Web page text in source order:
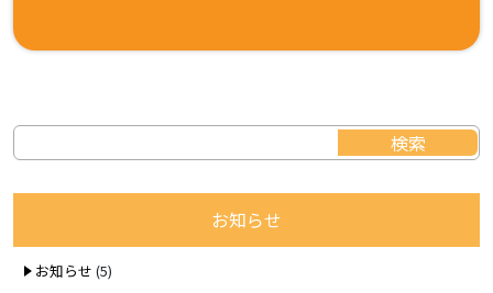
お知らせ
お知らせ (5)